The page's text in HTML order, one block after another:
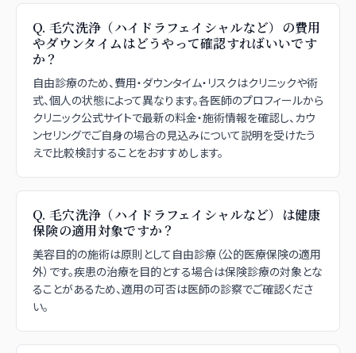
Q. 毛穴洗浄（ハイドラフェイシャルなど）の費用
やダウンタイムはどうやって確認すればいいです
か？
自由診療のため、費用・ダウンタイム・リスクはクリニックや術
式、個人の状態によって異なります。各医師のプロフィールから
クリニック公式サイトで最新の料金・施術情報を確認し、カウ
ンセリングでご自身の場合の見込みについて説明を受けたう
えで比較検討することをおすすめします。
Q. 毛穴洗浄（ハイドラフェイシャルなど）は健康
保険の適用対象ですか？
美容目的の施術は原則として自由診療（公的医療保険の適用
外）です。疾患の治療を目的とする場合は保険診療の対象とな
ることがあるため、適用の可否は医師の診察でご確認くださ
い。